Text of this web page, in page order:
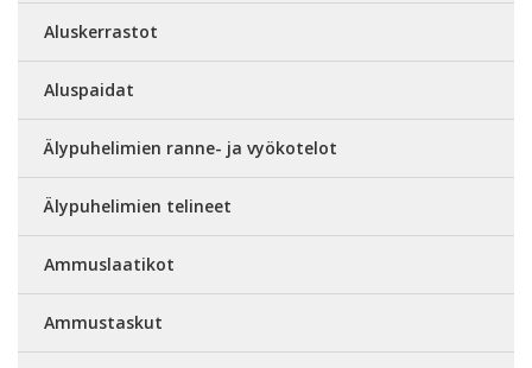
Aluskerrastot
Aluspaidat
Älypuhelimien ranne- ja vyökotelot
Älypuhelimien telineet
Ammuslaatikot
Ammustaskut